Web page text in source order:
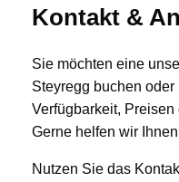
Kontakt &
Sie möchten eine
Steyregg buchen
Verfügbarkeit,
Gerne helfen wir
Nutzen Sie das